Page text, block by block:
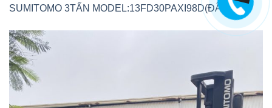
SUMITOMO 3TẤN MODEL:13FD30PAXI98D(ĐÃ BÁN)